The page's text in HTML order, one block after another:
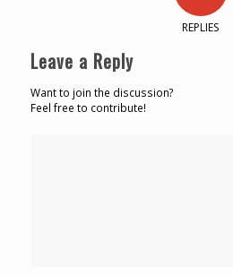
REPLIES
Leave a Reply
Want to join the discussion?
Feel free to contribute!